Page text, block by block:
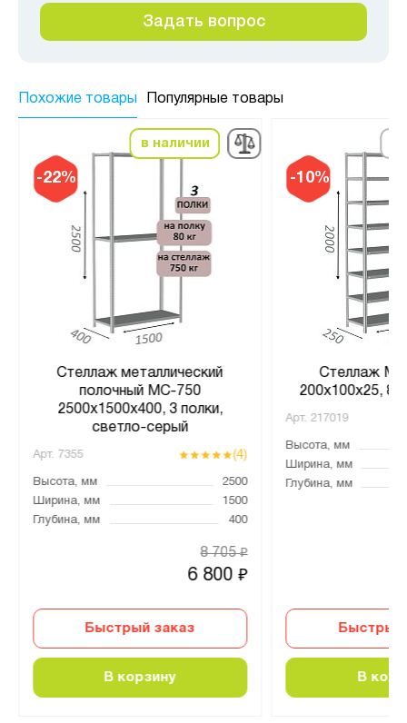
Задать вопрос
Похожие товары Популярные товары
-22%
в наличии
Стеллаж металлический
полочный МС-750
2500х1500х400, 3 полки,
светло-серый
Арт. 7355 (4)
Высота, мм
2500
Ширина, мм
1500
Глубина, мм
400
6 800₽
8 705₽
Быстрый заказ
В корзину
-10%
Стеллаж
200х100х25, 8
Арт. 217019
Высота, мм
Ширина, мм
Глубина, мм
Быстрый
В